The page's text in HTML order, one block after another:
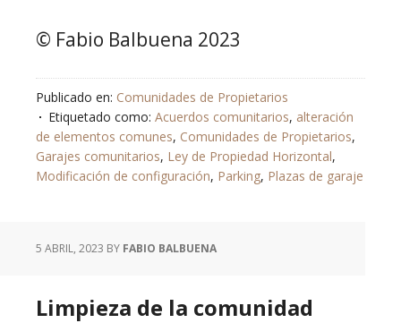
© Fabio Balbuena 2023
Publicado en: Comunidades de Propietarios
Etiquetado como: Acuerdos comunitarios, alteración
de elementos comunes, Comunidades de Propietarios,
Garajes comunitarios, Ley de Propiedad Horizontal,
Modificación de configuración, Parking, Plazas de garaje
5 ABRIL, 2023 BY FABIO BALBUENA
Limpieza de la comunidad